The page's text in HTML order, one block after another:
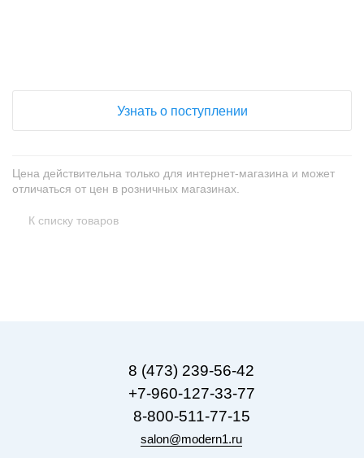
Узнать о поступлении
Цена действительна только для интернет-магазина и может
отличаться от цен в розничных магазинах.
К списку товаров
8 (473) 239-56-42
+7-960-127-33-77
8-800-511-77-15
salon@modern1.ru